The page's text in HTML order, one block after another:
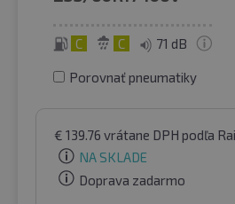
C C 71 dB
Porovnať pneumatiky
€ 139.76 vrátane DPH podľa
NA SKLADE
Doprava zadarmo